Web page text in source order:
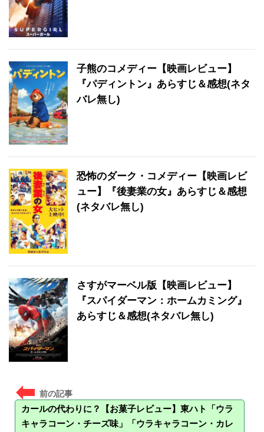
子熊のコメディー【映画レビュー】
『パディントン』あらすじ＆感想(ネタ
バレ無し)
恐怖のダーク・コメディー【映画レビ
ュー】『後妻業の女』あらすじ＆感想
(ネタバレ無し)
さすがマーベル版【映画レビュー】
『スパイダーマン：ホームカミング』
あらすじ＆感想(ネタバレ無し)
カールの代わりに？【お菓子レビュー】東ハト「ウラ
キャラコーン・チーズ味」「ウラキャラコーン・カレ